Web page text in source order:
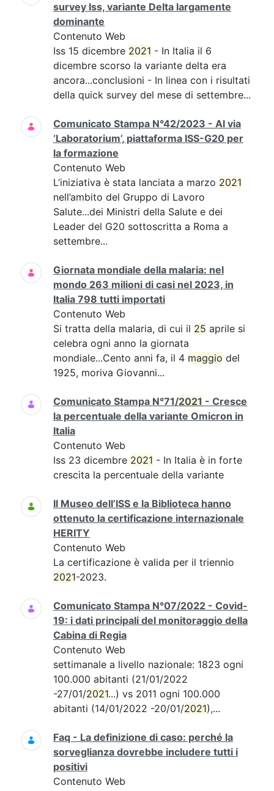
survey Iss, variante Delta largamente
dominante
Contenuto Web
Iss 15 dicembre 2021 - In Italia il 6
dicembre scorso la variante delta era
ancora...conclusioni - In linea con i risultati
della quick survey del mese di settembre...
Comunicato Stampa N°42/2023 - Al via
‘Laboratorium’, piattaforma ISS-G20 per
la formazione
Contenuto Web
L’iniziativa è stata lanciata a marzo 2021
nell’ambito del Gruppo di Lavoro
Salute...dei Ministri della Salute e dei
Leader del G20 sottoscritta a Roma a
settembre...
Giornata mondiale della malaria: nel
mondo 263 milioni di casi nel 2023, in
Italia 798 tutti importati
Contenuto Web
Si tratta della malaria, di cui il 25 aprile si
celebra ogni anno la giornata
mondiale...Cento anni fa, il 4 maggio del
1925, moriva Giovanni...
Comunicato Stampa N°71/2021 - Cresce
la percentuale della variante Omicron in
Italia
Contenuto Web
Iss 23 dicembre 2021 - In Italia è in forte
crescita la percentuale della variante
Il Museo dell’ISS e la Biblioteca hanno
ottenuto la certificazione internazionale
HERITY
Contenuto Web
La certificazione è valida per il triennio
2021-2023.
Comunicato Stampa N°07/2022 - Covid-
19: i dati principali del monitoraggio della
Cabina di Regia
Contenuto Web
settimanale a livello nazionale: 1823 ogni
100.000 abitanti (21/01/2022
-27/01/2021...) vs 2011 ogni 100.000
abitanti (14/01/2022 -20/01/2021),...
Faq - La definizione di caso: perché la
sorveglianza dovrebbe includere tutti i
positivi
Contenuto Web